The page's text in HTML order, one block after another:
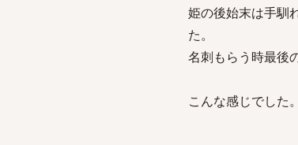
姫の後始末は手馴
た。
名刺もらう時最後
こんな感じでした